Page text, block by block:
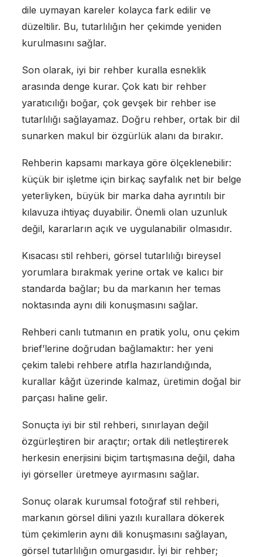
dile uymayan kareler kolayca fark edilir ve
düzeltilir. Bu, tutarlılığın her çekimde yeniden
kurulmasını sağlar.
Son olarak, iyi bir rehber kuralla esneklik
arasında denge kurar. Çok katı bir rehber
yaratıcılığı boğar, çok gevşek bir rehber ise
tutarlılığı sağlayamaz. Doğru rehber, ortak bir dil
sunarken makul bir özgürlük alanı da bırakır.
Rehberin kapsamı markaya göre ölçeklenebilir:
küçük bir işletme için birkaç sayfalık net bir belge
yeterliyken, büyük bir marka daha ayrıntılı bir
kılavuza ihtiyaç duyabilir. Önemli olan uzunluk
değil, kararların açık ve uygulanabilir olmasıdır.
Kısacası stil rehberi, görsel tutarlılığı bireysel
yorumlara bırakmak yerine ortak ve kalıcı bir
standarda bağlar; bu da markanın her temas
noktasında aynı dili konuşmasını sağlar.
Rehberi canlı tutmanın en pratik yolu, onu çekim
brief’lerine doğrudan bağlamaktır: her yeni
çekim talebi rehbere atıfla hazırlandığında,
kurallar kâğıt üzerinde kalmaz, üretimin doğal bir
parçası haline gelir.
Sonuçta iyi bir stil rehberi, sınırlayan değil
özgürleştiren bir araçtır; ortak dili netleştirerek
herkesin enerjisini biçim tartışmasına değil, daha
iyi görseller üretmeye ayırmasını sağlar.
Sonuç olarak kurumsal fotoğraf stil rehberi,
markanın görsel dilini yazılı kurallara dökerek
tüm çekimlerin aynı dili konuşmasını sağlayan,
görsel tutarlılığın omurgasıdır. İyi bir rehber;